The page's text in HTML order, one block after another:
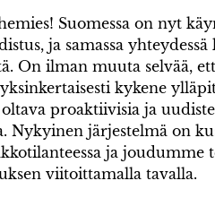
Suomessa on nyt
ja samassa
On ilman muuta selvää,
kykene
proaktiivisia ja
Nykyinen järjestelmä on
ja
viitoittamalla tavalla.